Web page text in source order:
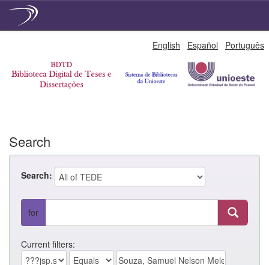
English Español Português
Search
Search:
for
Current filters: